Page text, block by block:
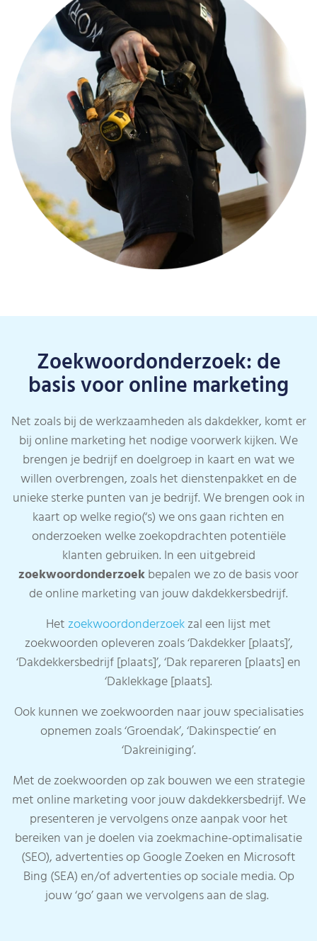
Zoekwoordonderzoek: de
basis voor online marketing
Net zoals bij de werkzaamheden als dakdekker, komt er
bij online marketing het nodige voorwerk kijken. We
brengen je bedrijf en doelgroep in kaart en wat we
willen overbrengen, zoals het dienstenpakket en de
unieke sterke punten van je bedrijf. We brengen ook in
kaart op welke regio(‘s) we ons gaan richten en
onderzoeken welke zoekopdrachten potentiële
klanten gebruiken. In een uitgebreid
zoekwoordonderzoekbepalen we zo de basis voor
de online marketing van jouw dakdekkersbedrijf.
Hetzoekwoordonderzoekzal een lijst met
zoekwoorden opleveren zoals ‘Dakdekker [plaats]’,
‘Dakdekkersbedrijf [plaats]’, ‘Dak repareren [plaats] en
‘Daklekkage [plaats].
Ook kunnen we zoekwoorden naar jouw specialisaties
opnemen zoals ‘Groendak’, ‘Dakinspectie’ en
‘Dakreiniging’.
Met de zoekwoorden op zak bouwen we een strategie
met online marketing voor jouw dakdekkersbedrijf. We
presenteren je vervolgens onze aanpak voor het
bereiken van je doelen via zoekmachine-optimalisatie
(SEO), advertenties op Google Zoeken en Microsoft
Bing (SEA) en/of advertenties op sociale media. Op
jouw ‘go’ gaan we vervolgens aan de slag.